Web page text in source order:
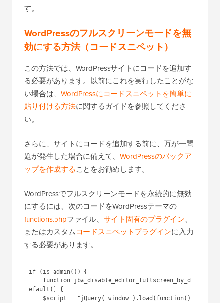
す。
WordPressのフルスクリーンモードを無
効にする方法（コードスニペット）
この方法では、WordPressサイトにコードを追加す
る必要があります。以前にこれを実行したことがな
い場合は、 WordPressにコードスニペットを簡単に
貼り付ける方法に関するガイドを参照してくださ
い。
さらに、サイトにコードを追加する前に、万が一問
題が発生した場合に備えて、 WordPressのバックア
ップを作成することをお勧めします。
WordPressでフルスクリーンモードを永続的に無効
にするには、次のコードをWordPressテーマの
functions.phpファイル、 サイト固有のプラグイン、
またはカスタムコードスニペットプラグインに入力
する必要があります。
if (is_admin()) {
efault() {